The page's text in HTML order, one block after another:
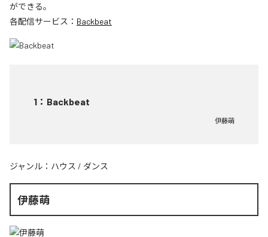
ができる。
各配信サービス： Backbeat
1 ： Backbeat
伊藤萌
ジャンル： ハウス / ダンス
伊藤萌